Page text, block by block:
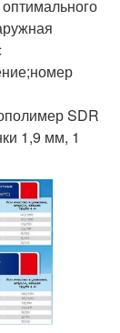
SDR
1,9 мм, 1